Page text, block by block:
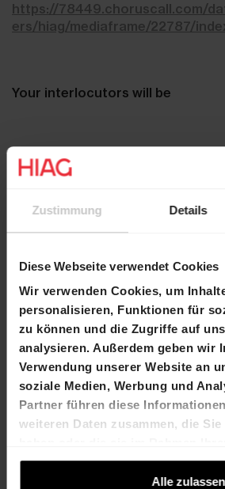
Zustimmung Details
Diese Webseite verwendet Cookies
Wir verwenden Cookies, um
personalisieren, Funktionen für
zu können und die Zugriffe auf
analysieren. Außerdem geben wir
Verwendung unserer Website an
soziale Medien, Werbung und
Partner führen diese
weiteren Daten zusammen, die
gesammelt haben.
Alle zulassen
https://78449.choruscall.com/
ers/hiag/mediaframe/22787/
Your interlocutors will be
Martin
Durchschlag
Spindler
Please register until 15 March
With kind regards,
HIAG